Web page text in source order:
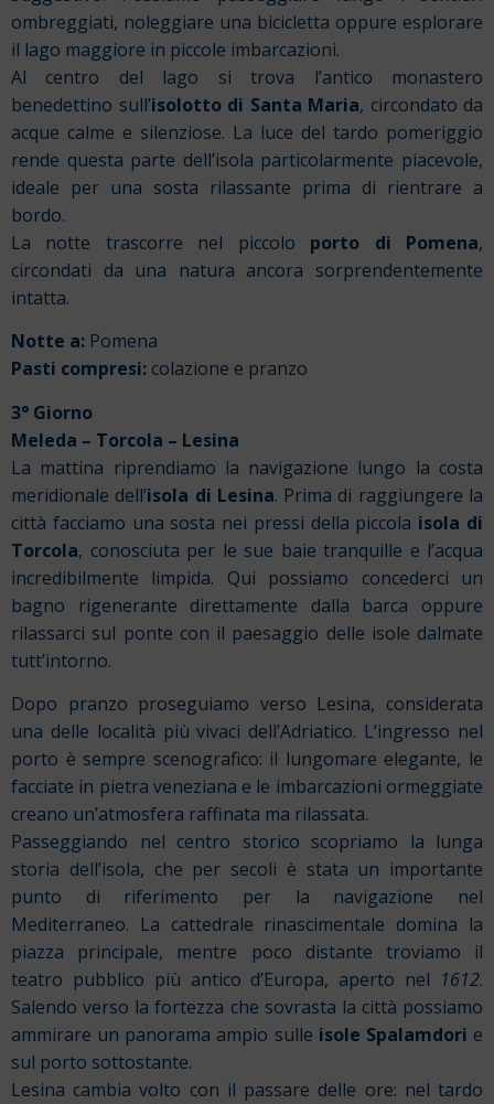
ombreggiati, noleggiare una bicicletta oppure esplorare
il lago maggiore in piccole imbarcazioni.
Al centro del lago si trova l’antico monastero
benedettino sull’isolotto di Santa Maria, circondato da
acque calme e silenziose. La luce del tardo pomeriggio
rende questa parte dell’isola particolarmente piacevole,
ideale per una sosta rilassante prima di rientrare a
bordo.
La notte trascorre nel piccolo porto di Pomena,
circondati da una natura ancora sorprendentemente
intatta.
Notte a: Pomena
Pasti compresi: colazione e pranzo
3° Giorno
Meleda – Torcola – Lesina
La mattina riprendiamo la navigazione lungo la costa
meridionale dell’isola di Lesina. Prima di raggiungere la
città facciamo una sosta nei pressi della piccola isola di
Torcola, conosciuta per le sue baie tranquille e l’acqua
incredibilmente limpida. Qui possiamo concederci un
bagno rigenerante direttamente dalla barca oppure
rilassarci sul ponte con il paesaggio delle isole dalmate
tutt’intorno.
Dopo pranzo proseguiamo verso Lesina, considerata
una delle località più vivaci dell’Adriatico. L’ingresso nel
porto è sempre scenografico: il lungomare elegante, le
facciate in pietra veneziana e le imbarcazioni ormeggiate
creano un’atmosfera raffinata ma rilassata.
Passeggiando nel centro storico scopriamo la lunga
storia dell’isola, che per secoli è stata un importante
punto di riferimento per la navigazione nel
Mediterraneo. La cattedrale rinascimentale domina la
piazza principale, mentre poco distante troviamo il
teatro pubblico più antico d’Europa, aperto nel 1612.
Salendo verso la fortezza che sovrasta la città possiamo
ammirare un panorama ampio sulle isole Spalamdori e
sul porto sottostante.
Lesina cambia volto con il passare delle ore: nel tardo